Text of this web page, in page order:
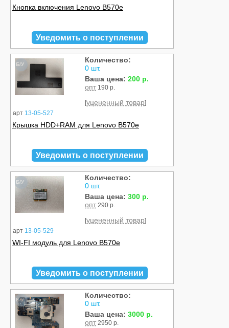
Кнопка включения Lenovo B570e
Уведомить о поступлении
Б/У
арт 13-05-527
Количество:
0 шт.
Ваша цена: 200 р.
опт 190 р.
[уцененный товар]
Крышка HDD+RAM для Lenovo B570e
Уведомить о поступлении
Б/У
арт 13-05-529
Количество:
0 шт.
Ваша цена: 300 р.
опт 290 р.
[уцененный товар]
WI-FI модуль для Lenovo B570e
Уведомить о поступлении
Б/У
Количество:
0 шт.
Ваша цена: 3000 р.
опт 2950 р.